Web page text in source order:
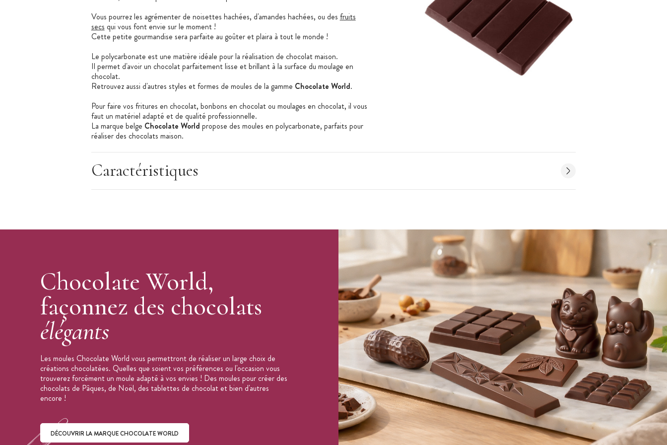
Vous pourrez les agrémenter de noisettes hachées, d'amandes hachées, ou des fruits
secs qui vous font envie sur le moment !
Cette petite gourmandise sera parfaite au goûter et plaira à tout le monde !
Le polycarbonate est une matière idéale pour la réalisation de chocolat maison.
Il permet d'avoir un chocolat parfaitement lisse et brillant à la surface du moulage en
chocolat.
Retrouvez aussi d'autres styles et formes de moules de la gamme Chocolate World.
Pour faire vos fritures en chocolat, bonbons en chocolat ou moulages en chocolat, il vous
faut un matériel adapté et de qualité professionnelle.
La marque belge Chocolate World propose des moules en polycarbonate, parfaits pour
réaliser des chocolats maison.
formes plus modernes.
Caractéristiques du Moule à chocolat tablette 4 barres Polycarbonate Chocolate World
Nombre d'empreintes : 3
Poids du moule : 400g
Poids du moulage à l'unité : 48g
Marque : Chocolate World
Fabrication : Belgique
Caractéristiques
Chocolate World,
façonnez des chocolats
élégants
Les moules Chocolate World vous permettront de réaliser un large choix de
créations chocolatées. Quelles que soient vos préférences ou l'occasion vous
trouverez forcément un moule adapté à vos envies ! Des moules pour créer des
chocolats de Pâques, de Noël, des tablettes de chocolat et bien d'autres
encore !
DÉCOUVRIR LA MARQUE CHOCOLATE WORLD